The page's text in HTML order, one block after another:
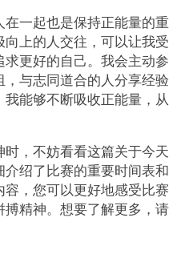
一起也是保持正能量的重
上的人交往，可以让我受
更好的自己。我会主动参
与志同道合的人分享经验
能够不断吸收正能量，从
，不妨看看这篇关于今天
绍了比赛的重要时间表和
，您可以更好地感受比赛
精神。想要了解更多，请